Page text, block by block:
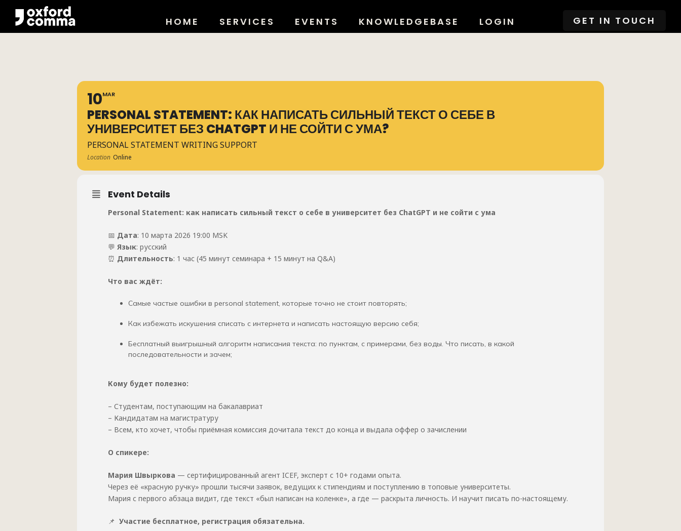
HOME SERVICES EVENTS KNOWLEDGEBASE LOGIN GET IN TOUCH
10MAR
PERSONAL STATEMENT: КАК НАПИСАТЬ СИЛЬНЫЙ ТЕКСТ О СЕБЕ В
УНИВЕРСИТЕТ БЕЗ CHATGPT И НЕ СОЙТИ С УМА?
PERSONAL STATEMENT WRITING SUPPORT
Location Online
Event Details
Personal Statement: как написать сильный текст о себе в университет без ChatGPT и не сойти с ума
📅 Дата: 10 марта 2026 19:00 MSK
💬 Язык: русский
⏰ Длительность: 1 час (45 минут семинара + 15 минут на Q&A)
Что вас ждёт:
Самые частые ошибки в personal statement, которые точно не стоит повторять;
Как избежать искушения списать с интернета и написать настоящую версию себя;
Бесплатный выигрышный алгоритм написания текста: по пунктам, с примерами, без воды. Что писать, в какой
последовательности и зачем;
Кому будет полезно:
– Студентам, поступающим на бакалавриат
– Кандидатам на магистратуру
– Всем, кто хочет, чтобы приёмная комиссия дочитала текст до конца и выдала оффер о зачислении
О спикере:
Мария Швыркова — сертифицированный агент ICEF, эксперт с 10+ годами опыта.
Через её «красную ручку» прошли тысячи заявок, ведущих к стипендиям и поступлению в топовые университеты.
Мария с первого абзаца видит, где текст «был написан на коленке», а где — раскрыта личность. И научит писать по-настоящему.
📌 Участие бесплатное, регистрация обязательна.